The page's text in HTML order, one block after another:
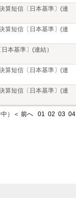
算短信〔日本基準〕(連
算短信〔日本基準〕(連
本基準〕(連結）
算短信〔日本基準〕(連
算短信〔日本基準〕(連
） ＜ 前へ 01 02 03 04